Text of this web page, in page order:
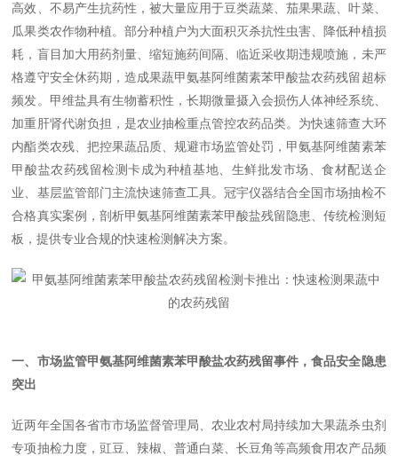
高效、不易产生抗药性，被大量应用于豆类蔬菜、茄果果蔬、叶菜、
瓜果类农作物种植。部分种植户为大面积灭杀抗性虫害、降低种植损
耗，盲目加大用药剂量、缩短施药间隔、临近采收期违规喷施，未严
格遵守安全休药期，造成果蔬甲氨基阿维菌素苯甲酸盐农药残留超标
频发。甲维盐具有生物蓄积性，长期微量摄入会损伤人体神经系统、
加重肝肾代谢负担，是农业抽检重点管控农药品类。为快速筛查大环
内酯类农残、把控果蔬品质、规避市场监管处罚，甲氨基阿维菌素苯
甲酸盐农药残留检测卡成为种植基地、生鲜批发市场、食材配送企
业、基层监管部门主流快速筛查工具。冠宇仪器结合全国市场抽检不
合格真实案例，剖析甲氨基阿维菌素苯甲酸盐残留隐患、传统检测短
板，提供专业合规的快速检测解决方案。
一、市场监管甲氨基阿维菌素苯甲酸盐农药残留事件，食品安全隐患
突出
近两年全国各省市市场监督管理局、农业农村局持续加大果蔬杀虫剂
专项抽检力度，豇豆、辣椒、普通白菜、长豆角等高频食用农产品频